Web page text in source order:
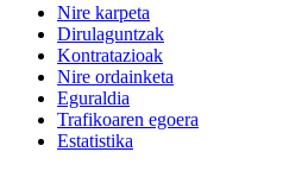
Nire karpeta
Dirulaguntzak
Kontratazioak
Nire ordainketa
Eguraldia
Trafikoaren egoera
Estatistika